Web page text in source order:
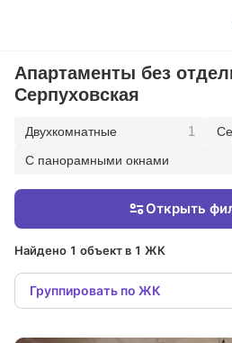
Апартаменты без
Серпуховская
Двухкомнатные 1
С панорамными окнами
Найдено 1 объект в 1 ЖК
Группировать по ЖК
Открыть